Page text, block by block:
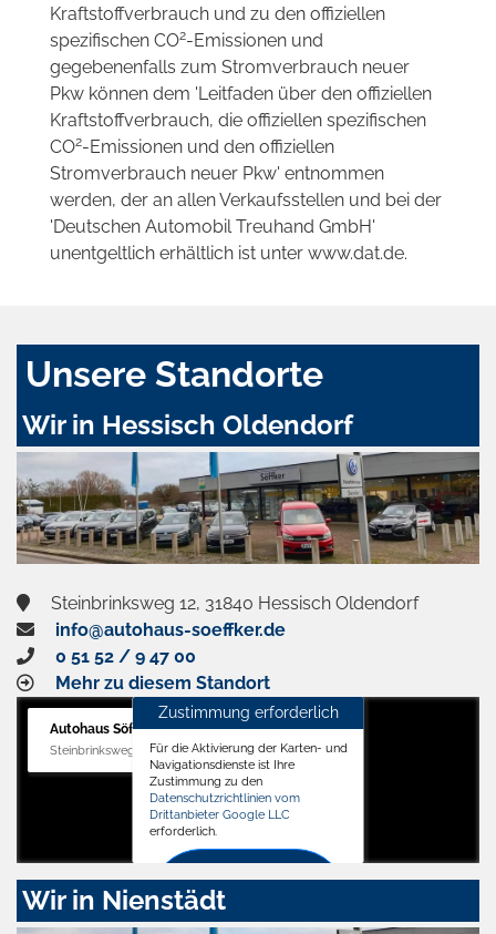
Kraftstoffverbrauch und zu den offiziellen
spezifischen CO2-Emissionen und
gegebenenfalls zum Stromverbrauch neuer
Pkw können dem 'Leitfaden über den offiziellen
Kraftstoffverbrauch, die offiziellen spezifischen
CO2-Emissionen und den offiziellen
Stromverbrauch neuer Pkw' entnommen
werden, der an allen Verkaufsstellen und bei der
'Deutschen Automobil Treuhand GmbH'
unentgeltlich erhältlich ist unter www.dat.de.
Unsere Standorte
Wir in Hessisch Oldendorf
Steinbrinksweg 12, 31840 Hessisch Oldendorf
info@autohaus-soeffker.de
0 51 52 / 9 47 00
Mehr zu diesem Standort
Autohaus Söffker GmbH
Steinbrinksweg 12, 31840 Hessisch Oldendorf
Zustimmung erforderlich
Für die Aktivierung der Karten- und
Navigationsdienste ist Ihre
Zustimmung zu den
Datenschutzrichtlinien vom
Drittanbieter Google LLC
erforderlich.
Zustimmen
aktivieren
Wir in Nienstädt